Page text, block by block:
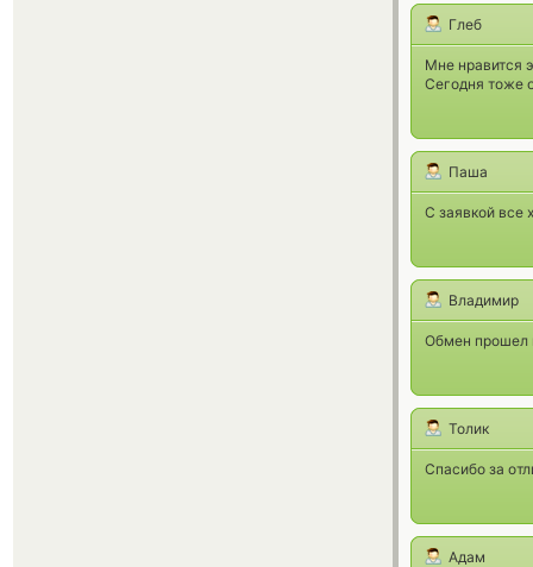
Глеб
Мне нравится
Сегодня тоже
Паша
С заявкой все
Владимир
Обмен прошел
Толик
Спасибо за
Адам